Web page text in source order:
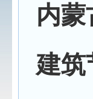
内
建筑